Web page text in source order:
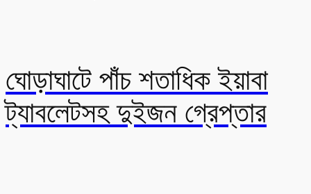
ঘোড়াঘাটে পাঁচ শতাধিক ইয়াবা
ট্যাবলেটসহ দুইজন গ্রেপ্তার